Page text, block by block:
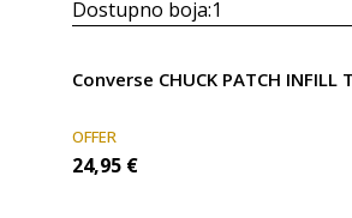
Dostupno boja:1
Converse CHUCK PATCH INFILL
OFFER
24,95 €